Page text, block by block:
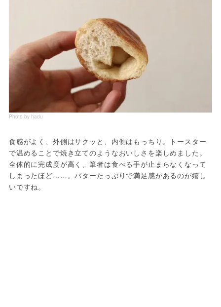
Photo by hadu
食感がよく、外側はサクッと、内側はもっちり。トースター
で温めることで焼き立てのようなおいしさを楽しめました。
全体的に完成度が高く、筆者は食べる手が止まらなくなって
しまったほど……。バターたっぷりで満足感があるのが嬉し
いですね。